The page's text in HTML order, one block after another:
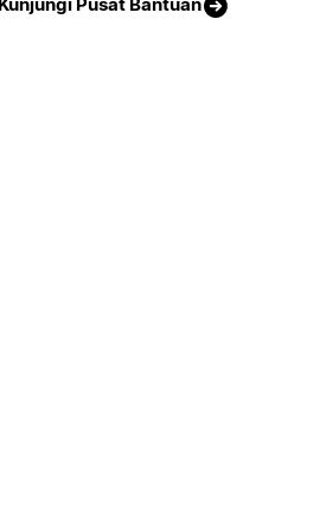
Kunjungi Pusat Bantuan